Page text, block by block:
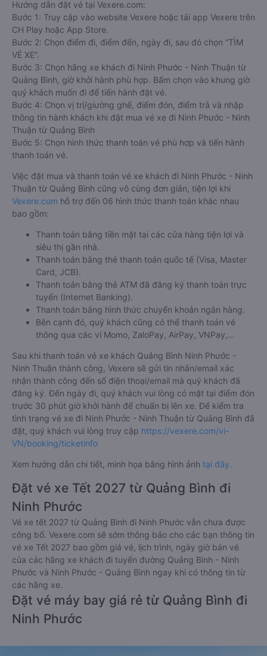
Hướng dẫn đặt vé tại Vexere.com:
Bước 1: Truy cập vào website Vexere hoặc tải app Vexere trên
CH Play hoặc App Store.
Bước 2: Chọn điểm đi, điểm đến, ngày đi, sau đó chọn “TÌM
VÉ XE”.
Bước 3: Chọn hãng xe khách đi Ninh Phước - Ninh Thuận từ
Quảng Bình, giờ khởi hành phù hợp. Bấm chọn vào khung giờ
quý khách muốn đi để tiến hành đặt vé.
Bước 4: Chọn vị trí/giường ghế, điểm đón, điểm trả và nhập
thông tin hành khách khi đặt mua vé xe đi Ninh Phước - Ninh
Thuận từ Quảng Bình
Bước 5: Chọn hình thức thanh toán vé phù hợp và tiến hành
thanh toán vé.
Việc đặt mua và thanh toán vé xe khách đi Ninh Phước - Ninh
Thuận từ Quảng Bình cũng vô cùng đơn giản, tiện lợi khi
Vexere.com hỗ trợ đến 06 hình thức thanh toán khác nhau
bao gồm:
Thanh toán bằng tiền mặt tại các cửa hàng tiện lợi và
siêu thị gần nhà.
Thanh toán bằng thẻ thanh toán quốc tế (Visa, Master
Card, JCB).
Thanh toán bằng thẻ ATM đã đăng ký thanh toán trực
tuyến (Internet Banking).
Thanh toán bằng hình thức chuyển khoản ngân hàng.
Bên cạnh đó, quý khách cũng có thể thanh toán vé
thông qua các ví Momo, ZaloPay, AirPay, VNPay,…
Sau khi thanh toán vé xe khách Quảng Bình Ninh Phước -
Ninh Thuận thành công, Vexere sẽ gửi tin nhắn/email xác
nhận thành công đến số điện thoại/email mà quý khách đã
đăng ký. Đến ngày đi, quý khách vui lòng có mặt tại điểm đón
trước 30 phút giờ khởi hành để chuẩn bị lên xe. Để kiểm tra
tình trạng vé xe đi Ninh Phước - Ninh Thuận từ Quảng Bình đã
đặt, quý khách vui lòng truy cập https://vexere.com/vi-
VN/booking/ticketinfo
Xem hướng dẫn chi tiết, minh họa bằng hình ảnh tại đây.
Đặt vé xe Tết 2027 từ Quảng Bình đi
Ninh Phước
Vé xe tết 2027 từ Quảng Bình đi Ninh Phước vẫn chưa được
công bố. Vexere.com sẽ sớm thông báo cho các bạn thông tin
vé xe Tết 2027 bao gồm giá vé, lịch trình, ngày giờ bán vé
của các hãng xe khách đi tuyến đường Quảng Bình - Ninh
Phước và Ninh Phước - Quảng Bình ngay khi có thông tin từ
các hãng xe.
Đặt vé máy bay giá rẻ từ Quảng Bình đi
Ninh Phước